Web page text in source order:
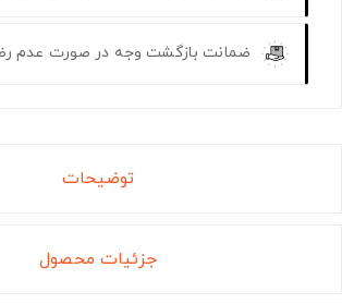
ضمانت بازگشت وجه در صورت عدم
توضیحات
جزئیات محصول